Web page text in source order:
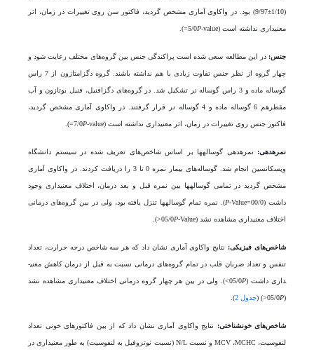
(1/10±9/97) بود. در واکاوی آماری مشخص گردید، فاکتور سن روی تغییرات در زمان، اثر
معنی­داری نداشته است (5/0
P-value=).
جنس:در این مطالعه سعی شده است پراکندگی جنس بین گروه­‌های مختلف رعایت شود و
چهار گروه از نظر جنس تفاوت زیادی با هم نداشته باشند. گروه دگزامتازون از 7 راس
گوساله ماده و 3 راس گوساله نر تشکیل شد. در گروه­‌های دگزافنیل، فنیل بوتازون و آب
مقطرهم 6 گوساله ماده و 4 گوساله نر قرار گرفتند. در واکاوی آماری مشخص گردید،
فاکتور جنس روی تغییرات در زمان، اثر معنی­داری نداشته است (7/0
P-value=).
نمره­دهی: نمره­دهی گوساله­ها بر اساس شاخص­‌های تعریف­ شده در سیستم دانشگاه
ویسکانسین انجام شد. گوساله‌‌های بیمار نمره 0 تا 3 را دریافت کردند. در واکاوی آماری
مشخص گردید در تمامی گوساله­ها بین نمره قبل و بعد درمان­، اختلاف معنی­داری وجود
داشت (00/0=
P-Value). نمره تمام گوساله­ها تنزل یافته بود، ولی در بین گروه­‌های درمانی
اختلاف معنی­داری مشاهده نشد (05/0
P-Value˃).
شاخص­‌های فیزیکی: نتایج واکاوی آماری نشان داد که هر سه شاخص درجه حرارت، تعداد
تنفس و تعداد ضربان قلب در تمام گروه‌های درمانی نسبت به قبل از درمان کاهش معنی­
داری داشت (05/0P
˂). ولی در بین هر چهار گروه درمانی اختلاف معنی­داری مشاهده نشد
(05/0
P
˃) (جدول 2 ).
شاخص­‌های خون­شناختی: نتایج واکاوی آماری نشان داد که از بین فاکتور‌های خونی تعداد
لنفوسیت، MCV ،MCHC و نسبت N/L (نسبت نوتروفیل به لنفوسیت) به طور معنی­داری در